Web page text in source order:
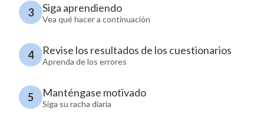
3 Siga aprendiendo
Vea qué hacer a continuación
4 Revise los resultados de los cuestionarios
Aprenda de los errores
5 Manténgase motivado
Siga su racha diaria